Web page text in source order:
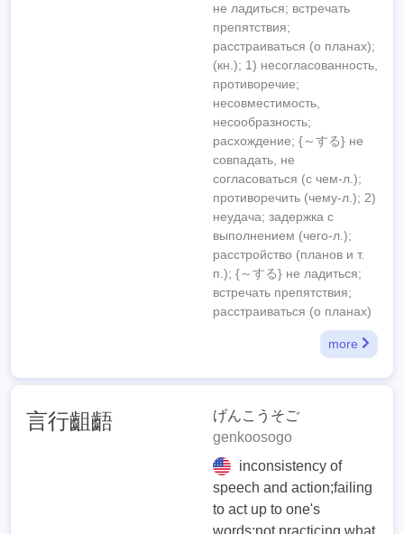
не ладиться; встречать
препятствия;
расстраиваться (о планах);
(кн.); 1) несогласованность,
противоречие;
несовместимость,
несообразность;
расхождение; {～する} не
совпадать, не
согласоваться (с чем-л.);
противоречить (чему-л.); 2)
неудача; задержка с
выполнением (чего-л.);
расстройство (планов и т.
п.); {～する} не ладиться;
встречать препятствия;
расстраиваться (о планах)
more
言行齟齬
げんこうそご
genkoosogo
inconsistency of
speech and action;failing
to act up to one's
words;not practicing what